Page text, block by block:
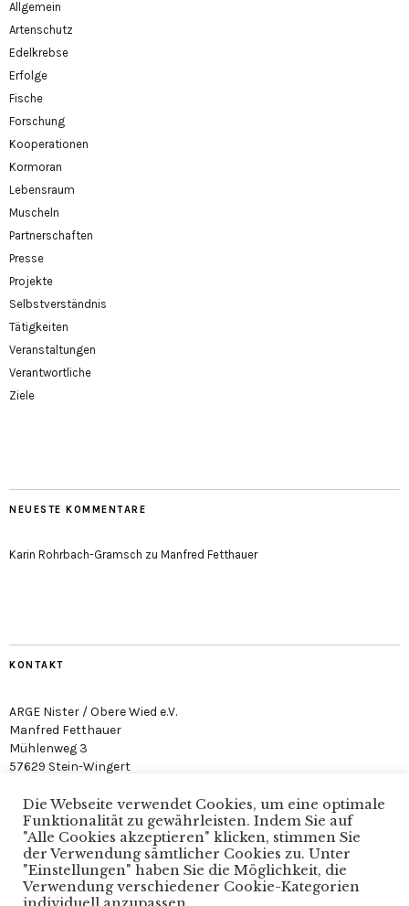
Allgemein
Artenschutz
Edelkrebse
Erfolge
Fische
Forschung
Kooperationen
Kormoran
Lebensraum
Muscheln
Partnerschaften
Presse
Projekte
Selbstverständnis
Tätigkeiten
Veranstaltungen
Verantwortliche
Ziele
NEUESTE KOMMENTARE
Karin Rohrbach-Gramsch zu Manfred Fetthauer
KONTAKT
ARGE Nister / Obere Wied e.V.
Manfred Fetthauer
Mühlenweg 3
57629 Stein-Wingert
Arge Nister / Obere Wied e.V. · Verein zum Schutz der
Nister
Die Webseite verwendet Cookies, um eine optimale
Funktionalität zu gewährleisten. Indem Sie auf
"Alle Cookies akzeptieren" klicken, stimmen Sie
der Verwendung sämtlicher Cookies zu. Unter
"Einstellungen" haben Sie die Möglichkeit, die
Verwendung verschiedener Cookie-Kategorien